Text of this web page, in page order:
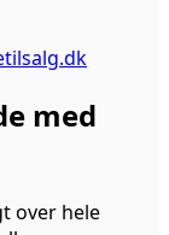
med
over hele